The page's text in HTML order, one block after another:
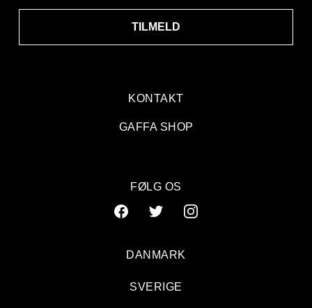
KONTAKT
GAFFA SHOP
TILMELD
FØLG OS
DANMARK
SVERIGE